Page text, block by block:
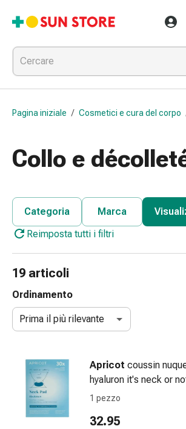
Farmaci
e
trattamenti
Raffreddore
e
influenza
per
Mal
Influenza
raffreddore
accessori
Doccia
nasale
Raffreddore
Irritazione
Pagina iniziale / Cosmetici e cura del corpo
Collo e
Categoria Marca
Reimposta tutti i filtri
19 articoli
Ordinamento
Prima il più rilevante
Apricot coussin
hyaluron it's neck or
1 pezzo
32.95